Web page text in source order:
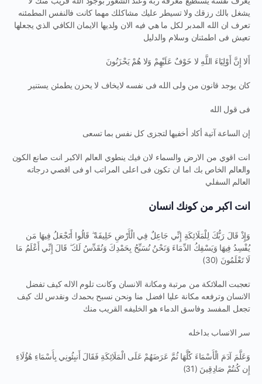
يشغل بالك رزقك ولا تسيطر عليك مشاكلك مهما كانت فالنفس المطمئنه
تعرف ان الله المدبر لكل ما هي فيه الان ولديها الايمان الكافي الذي يجعلها
تعيش فى اطمئنان وسلام والدليل
أَلا إِنَّ أَوْلِيَاءَ اللَّهِ لا خَوْفٌ عَلَيْهِمْ وَلا هُمْ يَحْزَنُونَ
كان يوجد قانون من ولى الله فى نفسه لايخاف لا يحزن يطمئن يستنير
فى قول الله
إن الساعة آتية أكاد أخفيها لتجزى كل نفس بما تسعى
انت اقوي من الارض والسماء لان فيك ينطوي العالم الاكبر انت صانع الكون
والعالم الخاص بك اما ان تكون فى اعلى المراتب او فى اقصي درجاته
العالم السفلي
انت اكبر من كونك انسان
وَإِذْ قَالَ رَبُّكَ لِلْمَلَائِكَةِ إِنِّي جَاعِلٌ فِي الْأَرْضِ خَلِيفَةً ۖ قَالُوا أَتَجْعَلُ فِيهَا مَن
يُفْسِدُ فِيهَا وَيَسْفِكُ الدِّمَاءَ وَنَحْنُ نُسَبِّحُ بِحَمْدِكَ وَنُقَدِّسُ لَكَ ۖ قَالَ إِنِّي أَعْلَمُ مَا
لَا تَعْلَمُونَ (30)
تعجبت الملائكة من مرتبة ومكانة الانسان وكانت تلوم الاله كيف تفضل
الانسان وترفعه مكانة عليا افضل منا ونحن نسبح بحمدك ونقدس لك كيف
تجعل المفسد وفاسق الدماء هو الخليفه القريب منك
سر الانساب بداخله
وَعَلَّمَ آدَمَ الْأَسْمَاءَ كُلَّهَا ثُمَّ عَرَضَهُمْ عَلَى الْمَلَائِكَةِ فَقَالَ أَنبِئُونِي بِأَسْمَاءِ هَٰؤُلَاءِ
إِن كُنتُمْ صَادِقِينَ (31)